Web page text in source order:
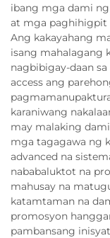
ibang mga dami
at mga paghihigpit
Ang kakayahang
isang mahalagang
nagbibigay-daan
access ang
karaniwang
may malaking
mga tagagawa ng
advanced na
nababaluktot na
mahusay na
katamtaman na
promosyon
pambansang